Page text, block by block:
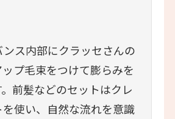
ス内部にクラッセさんの
プ毛束をつけて膨らみを
前髪などのセットはクレ
使い、自然な流れを意識